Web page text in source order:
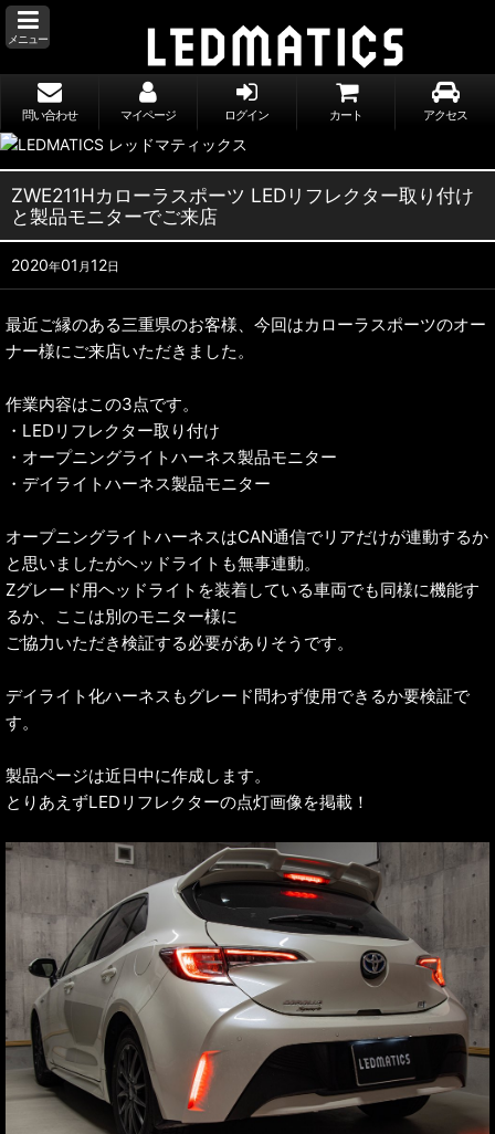
メニュー
問い合わせ マイページ ログイン カート アクセス
ZWE211Hカローラスポーツ LEDリフレクター取り付け
と製品モニターでご来店
2020年01 月12日
最近ご縁のある三重県のお客様、今回はカローラスポーツのオー
ナー様にご来店いただきました。
作業内容はこの3点です。
・LEDリフレクター取り付け
・オープニングライトハーネス製品モニター
・デイライトハーネス製品モニター
オープニングライトハーネスはCAN通信でリアだけが連動するか
と思いましたがヘッドライトも無事連動。
Zグレード用ヘッドライトを装着している車両でも同様に機能す
るか、ここは別のモニター様に
ご協力いただき検証する必要がありそうです。
デイライト化ハーネスもグレード問わず使用できるか要検証で
す。
製品ページは近日中に作成します。
とりあえずLEDリフレクターの点灯画像を掲載！